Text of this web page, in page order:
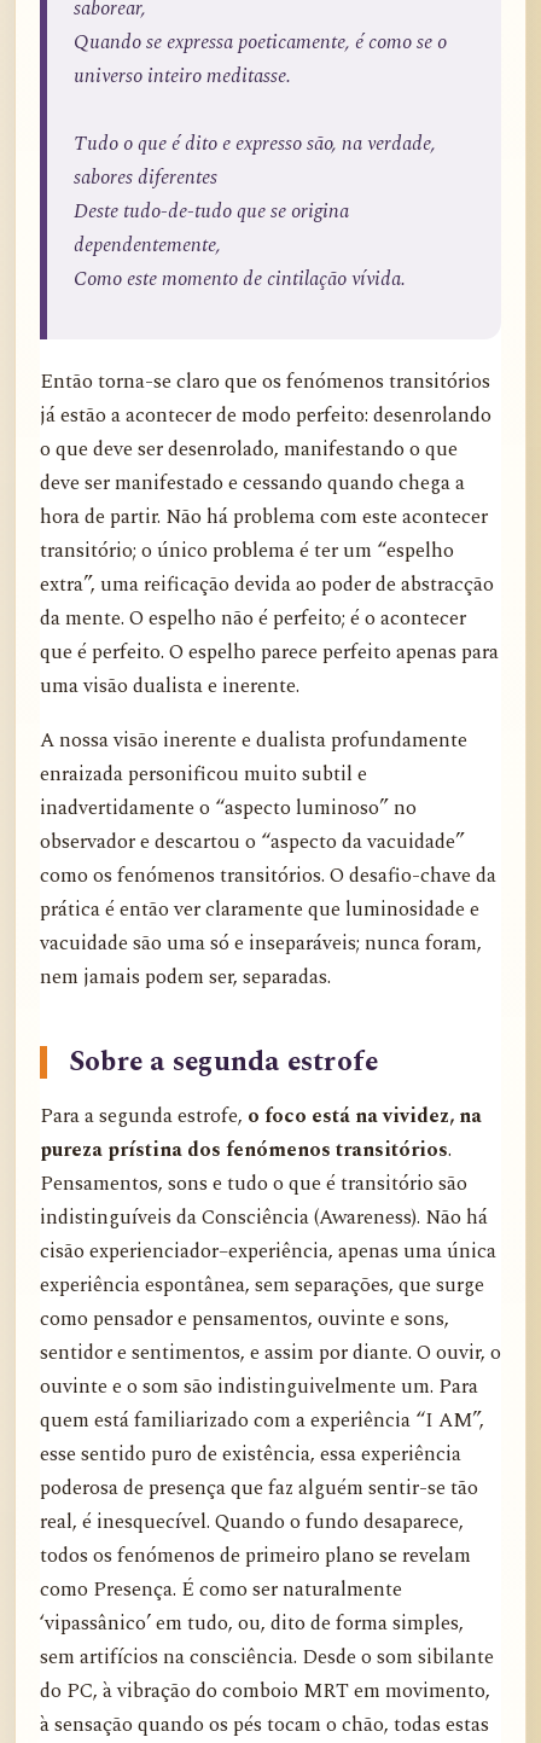
saborear,
Quando se expressa poeticamente, é como se o
universo inteiro meditasse.
Tudo o que é dito e expresso são, na verdade,
sabores diferentes
Deste tudo-de-tudo que se origina
dependentemente,
Como este momento de cintilação vívida.
Então torna-se claro que os fenómenos transitórios
já estão a acontecer de modo perfeito: desenrolando
o que deve ser desenrolado, manifestando o que
deve ser manifestado e cessando quando chega a
hora de partir. Não há problema com este acontecer
transitório; o único problema é ter um “espelho
extra”, uma reificação devida ao poder de abstracção
da mente. O espelho não é perfeito; é o acontecer
que é perfeito. O espelho parece perfeito apenas para
uma visão dualista e inerente.
A nossa visão inerente e dualista profundamente
enraizada personificou muito subtil e
inadvertidamente o “aspecto luminoso” no
observador e descartou o “aspecto da vacuidade”
como os fenómenos transitórios. O desafio-chave da
prática é então ver claramente que luminosidade e
vacuidade são uma só e inseparáveis; nunca foram,
nem jamais podem ser, separadas.
Sobre a segunda estrofe
Para a segunda estrofe, o foco está na vividez, na
pureza prístina dos fenómenos transitórios.
Pensamentos, sons e tudo o que é transitório são
indistinguíveis da Consciência (Awareness). Não há
cisão experienciador–experiência, apenas uma única
experiência espontânea, sem separações, que surge
como pensador e pensamentos, ouvinte e sons,
sentidor e sentimentos, e assim por diante. O ouvir, o
ouvinte e o som são indistinguivelmente um. Para
quem está familiarizado com a experiência “I AM”,
esse sentido puro de existência, essa experiência
poderosa de presença que faz alguém sentir-se tão
real, é inesquecível. Quando o fundo desaparece,
todos os fenómenos de primeiro plano se revelam
como Presença. É como ser naturalmente
‘vipassânico’ em tudo, ou, dito de forma simples,
sem artifícios na consciência. Desde o som sibilante
do PC, à vibração do comboio MRT em movimento,
à sensação quando os pés tocam o chão, todas estas